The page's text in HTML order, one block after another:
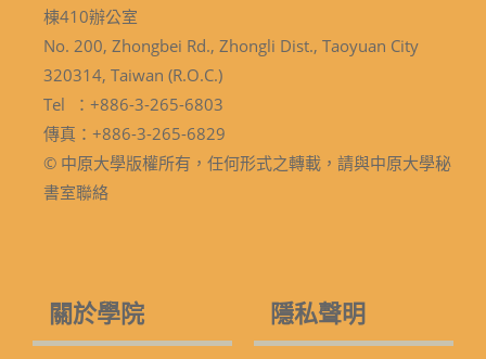
棟410辦公室
No. 200, Zhongbei Rd., Zhongli Dist., Taoyuan City
320314, Taiwan (R.O.C.)
Tel ：+886-3-265-6803
傳真：+886-3-265-6829
© 中原大學版權所有，任何形式之轉載，請與中原大學秘
書室聯絡
關於學院 隱私聲明